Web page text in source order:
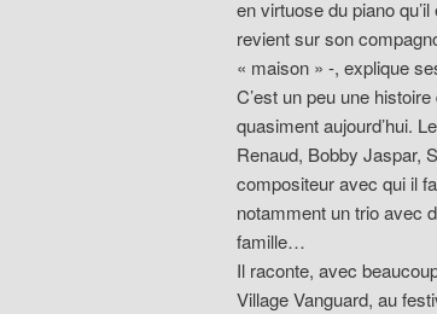
en virtuose du piano
revient sur son
« maison » -, explique
C’est un peu une
quasiment aujourd’hui.
Renaud, Bobby Jaspar,
compositeur avec qui il
notamment un trio avec
famille…
Il raconte, avec
Village Vanguard, au